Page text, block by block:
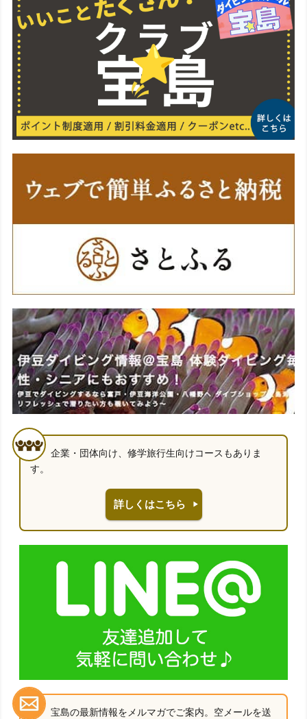
企業・団体向け、修学旅行生向けコースもありま
す。
詳しくはこちら
宝島の最新情報をメルマガでご案内。空メールを送